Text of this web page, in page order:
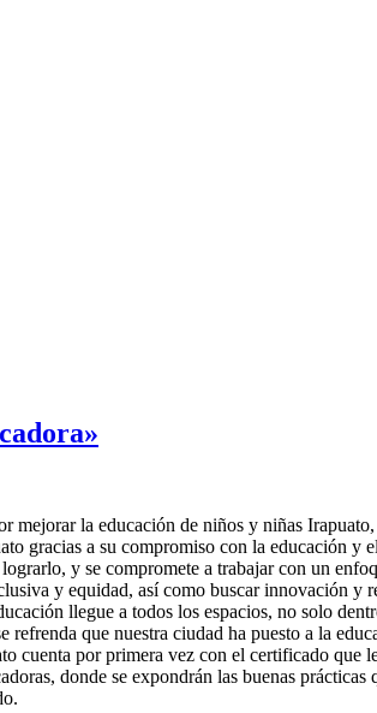
mejorar la educación de niños y niñas
a su compromiso con la educación y
y se compromete a trabajar con un
y equidad, así como buscar innovación y
llegue a todos los espacios, no solo
que nuestra ciudad ha puesto a la
cuenta por primera vez con el certificado que
donde se expondrán las buenas